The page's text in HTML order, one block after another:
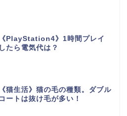
《PlayStation4》1時間プレイ
したら電気代は？
《猫生活》猫の毛の種類。ダブル
コートは抜け毛が多い！